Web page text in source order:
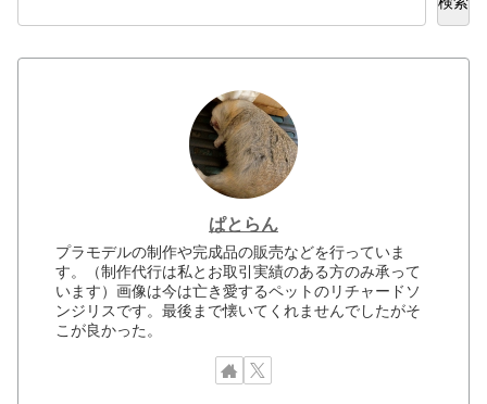
ぱとらん
プラモデルの制作や完成品の販売などを行っていま
す。（制作代行は私とお取引実績のある方のみ承って
います）画像は今は亡き愛するペットのリチャードソ
ンジリスです。最後まで懐いてくれませんでしたがそ
こが良かった。